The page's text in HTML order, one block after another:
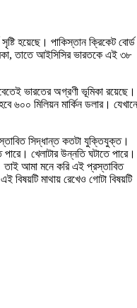
হয়েছে। পাকিস্তান ক্রিকেট বোর্ড
তাতে আইসিসির ভারতকে এই ৩৮
ভারতের অগ্রণী ভূমিকা রয়েছে।
মিলিয়ন মার্কিন ডলার। যেখানে
সিদ্ধান্ত কতটা যুক্তিযুক্ত।
খেলাটার উন্নতি ঘটাতে পারে।
তাই আমা মনে করি এই প্রস্তাবিত
মাথায় রেখেও গোটা বিষয়টি